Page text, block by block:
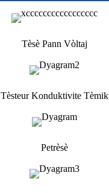
Tèsè Pann Vòltaj
Tèsteur Konduktivite Tèmik
Petrèsè